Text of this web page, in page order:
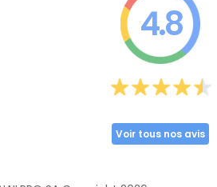
4.8
Voir tous nos avis